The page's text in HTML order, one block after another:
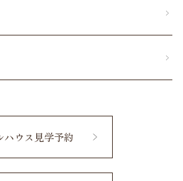
ハウス見学予約